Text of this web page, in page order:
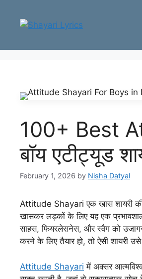
content
100+ Best
बॉय एटीट्यूड
February 1, 2026 by Nisha Datyal
Attitude Shayari एक खास शायरी की
खासकर लड़कों के लिए यह एक
साहस, फियरलेसनेस, और स्वैग को
करने के लिए तैयार हो, तो ऐसी शायरी
Attitude Shayari में अक्सर